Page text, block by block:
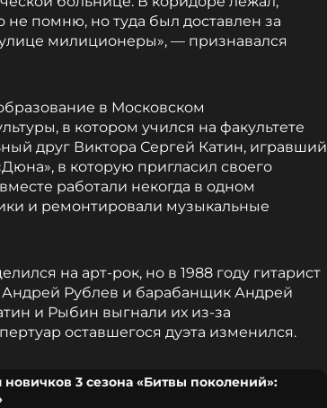
помню, но туда был доставлен за
милиционеры», — признавался
в Московском
в котором учился на факультете
друг Виктора Сергей Катин, игравший
в которую пригласил своего
работали некогда в одном
и ремонтировали музыкальные
на арт-рок, но в 1988 году гитарист
Рублев и барабанщик Андрей
и Рыбин выгнали их из-за
оставшегося дуэта изменился.
новичков 3 сезона «Битвы поколений»: